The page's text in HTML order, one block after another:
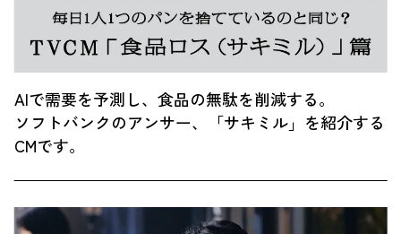
AIで需要を予測し、食品の無駄を削減する。
ソフトバンクのアンサー、「サキミル」を紹介する
CMです。